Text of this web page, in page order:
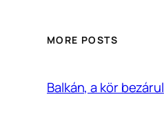
MORE POSTS
Balkán, a kör bezárul